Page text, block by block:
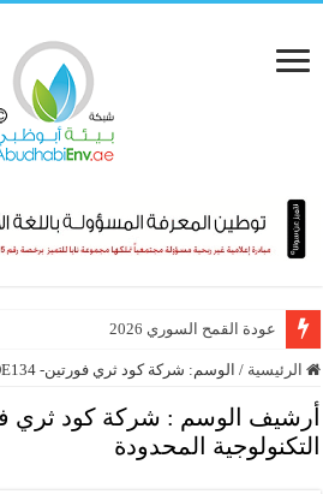
عودة القمح السوري 2026
الرئيسية / الوسم: شركة كود ثري فورتين- CODE134 التكنولوجية المحدودة
أرشيف الوسم :
التكنولوجية المحدودة